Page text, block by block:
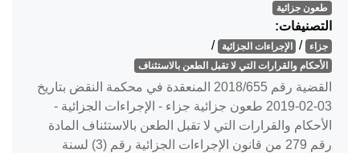
طعون جزائية
التصنيفات:
جزاء / الإجراءات الجزائية /
الأحكام والقرارات التي لا تقبل الطعن بالاستئناف
القضية رقم ‎655‏/‎2018‏ المنعقدة في محكمة النقض بتاريخ
‎2019-02-03‏ طعون جزائية جزاء - الإجراءات الجزائية -
الأحكام والقرارات التي لا تقبل الطعن بالاستئناف المادة
رقم 279 من قانون الإجراءات الجزائية رقم (3) لسنة